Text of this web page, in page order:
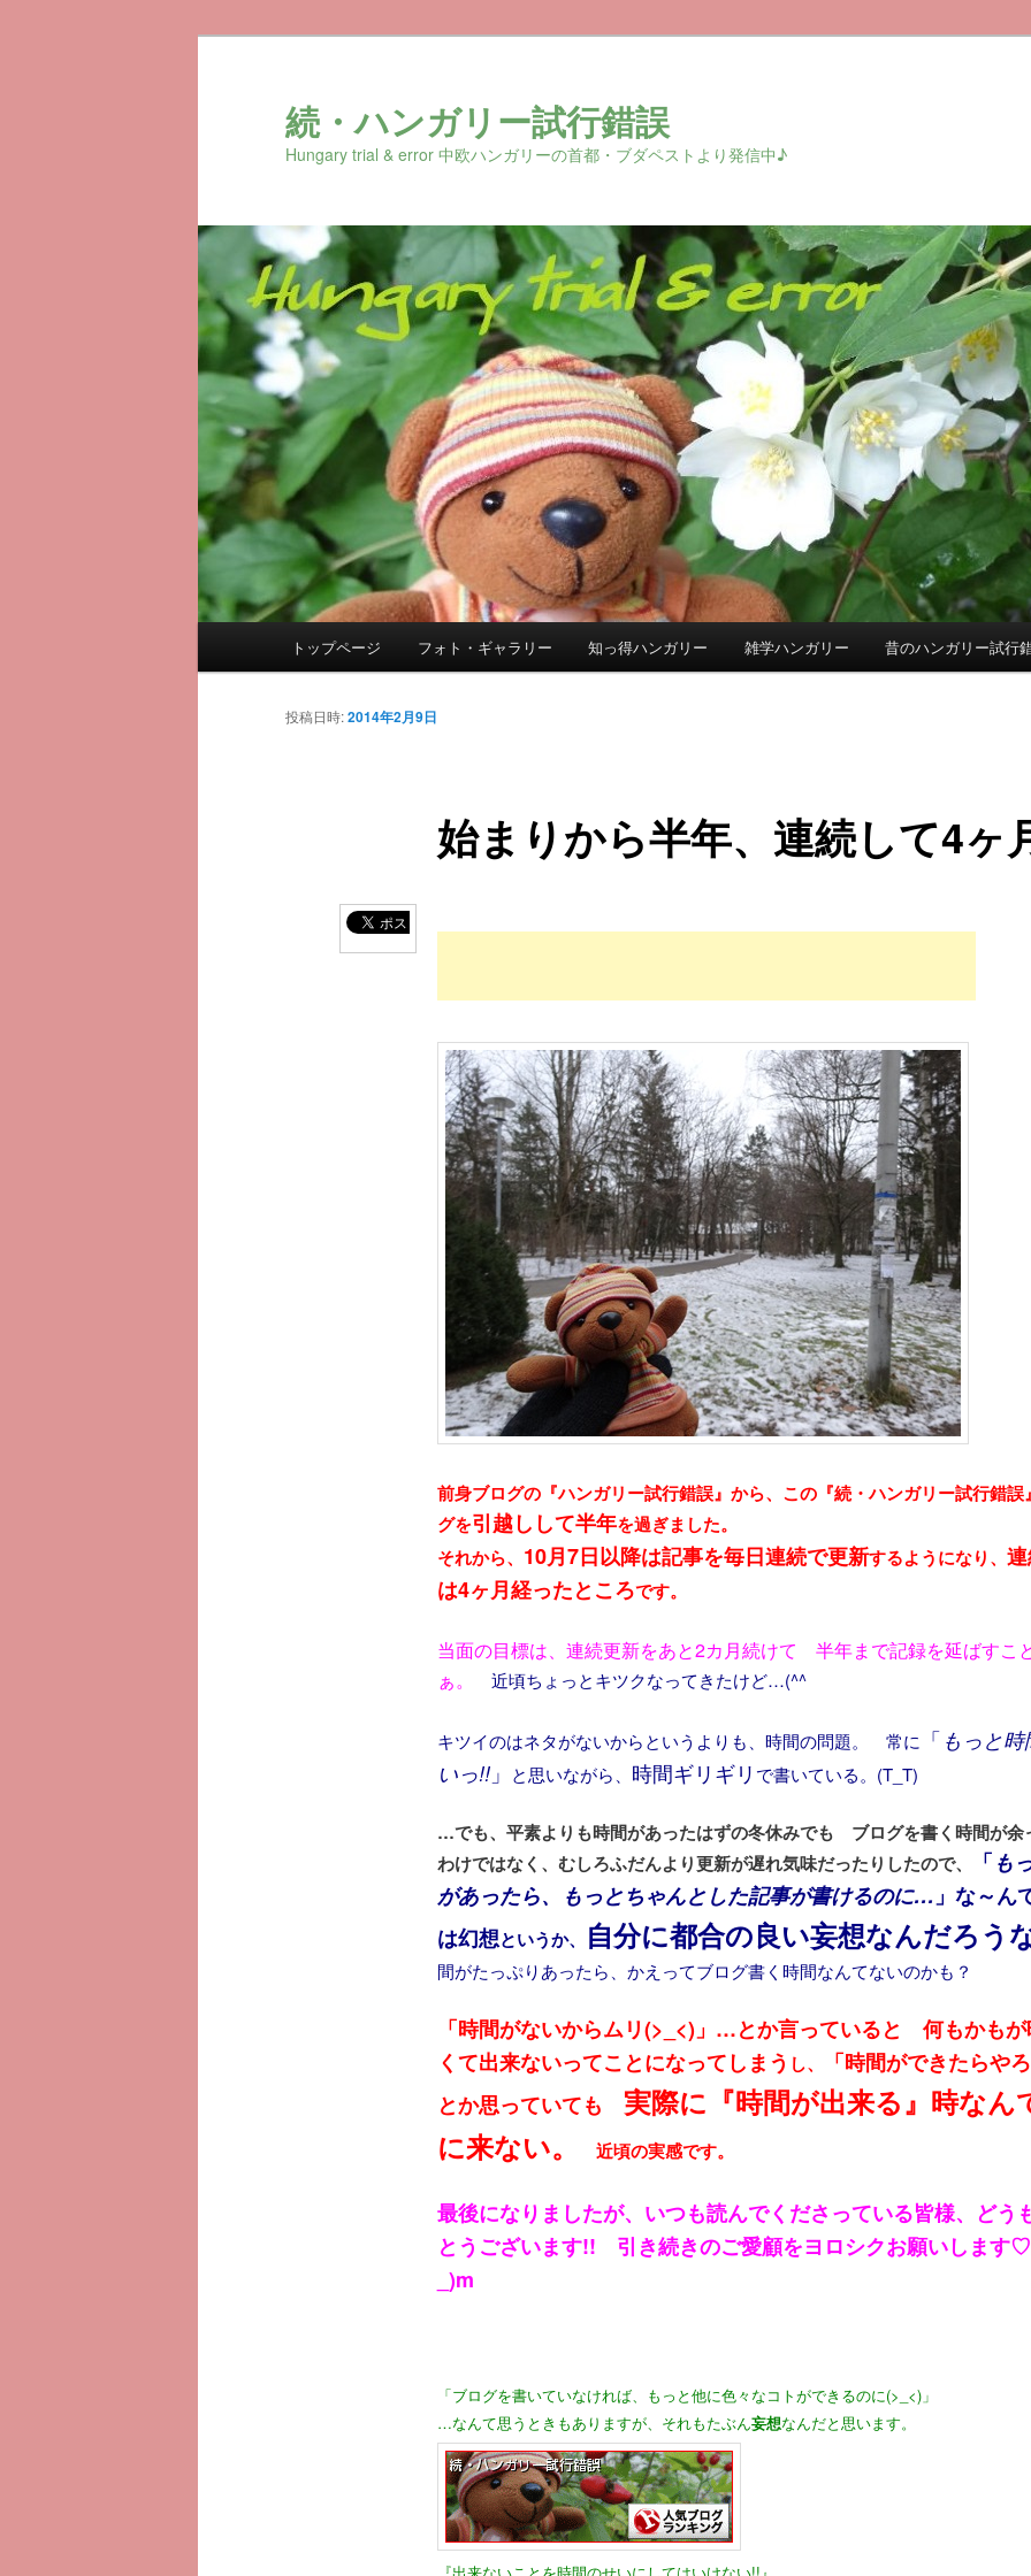
続・ハンガリー試行錯誤
Hungary trial & error 中欧ハンガリーの首都・ブダペストより発信中♪
メ
イ
トップページ フォト・ギャラリー 知っ得ハンガリー 雑学ハンガリー 昔のハンガリー試行
始まりから半年、連続して4ヶ
投稿日時:2014年2月9日
前身ブログの『ハンガリー試行錯誤』 から、この『続・ハンガリー試行錯誤
グを引越しして半年を過ぎました。
それから、 10月7日以降は記事を毎日連続で更新するようになり、
は4ヶ月経ったところです。
当面の目標は、連続更新をあと2カ月続けて 半年まで記録を延ばすこ
ぁ。
近頃ちょっとキツクなってきたけど…(^^ゞ
キツイのはネタがないからというよりも、時間の問題。 常に 「 もっと
いっ!!」 と思いながら、 時間ギリギリ で書いている。(T_T)
…でも、平素よりも時間があったはずの冬休みでも ブログを書く時間が余
わけではなく、むしろふだんより更新が遅れ気味だったりしたので、
「も
があったら、もっとちゃんとした記事が書けるのに… 」な～ん
は幻想というか、 自分に都合の良い妄想なんだろう
間がたっぷりあったら、かえってブログ書く時間なんてないのかも？
「時間がないからムリ(>_<)」…とか言っていると 何もかも
くて出来ないってことになってしまう し、
「時間ができたらや
とか思っていても 実際に『時間が出来る』時なん
に来ない。
近頃の実感です。
最後になりましたが、いつも読んでくださっている皆様、どう
とうございます!! 引き続きのご愛顧をヨロシクお願いします
_)m
「ブログを書いていなければ、もっと他に色々なコトができるのに(>_<)」
…なんて思うときもありますが、それもたぶん妄想なんだと思います。